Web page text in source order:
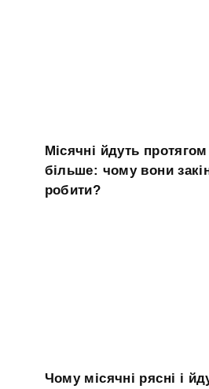
Місячні йдуть протягом
більше: чому вони
робити?
Чому місячні рясні і